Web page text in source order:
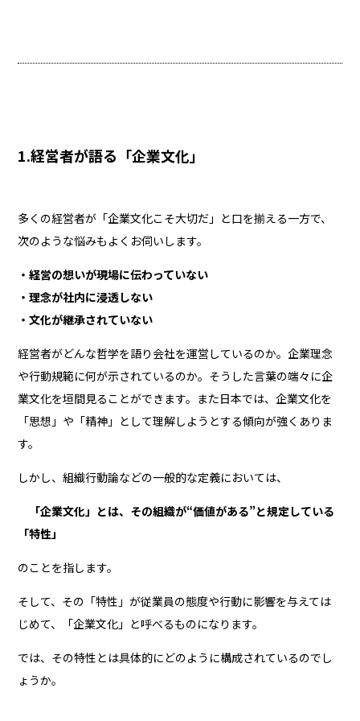
1.経営者が語る「企業文化」
多くの経営者が「企業文化こそ大切だ」と口を揃える一方で、
次のような悩みもよくお伺いします。
・経営の想いが現場に伝わっていない
・理念が社内に浸透しない
・文化が継承されていない
経営者がどんな哲学を語り会社を運営しているのか。企業理念
や行動規範に何が示されているのか。そうした言葉の端々に企
業文化を垣間見ることができます。また日本では、企業文化を
「思想」や「精神」として理解しようとする傾向が強くありま
す。
しかし、組織行動論などの一般的な定義においては、
「企業文化」とは、その組織が“価値がある”と規定している
「特性」
のことを指します。
そして、その「特性」が従業員の態度や行動に影響を与えては
じめて、「企業文化」と呼べるものになります。
では、その特性とは具体的にどのように構成されているのでし
ょうか。